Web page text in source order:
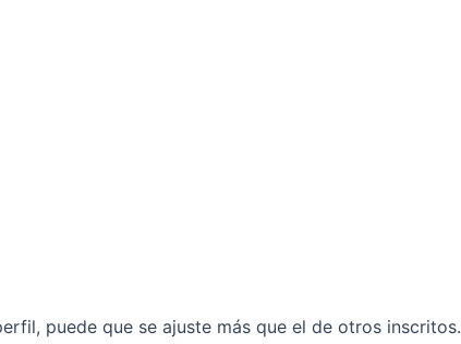
puede que se ajuste más que el de otros inscritos.